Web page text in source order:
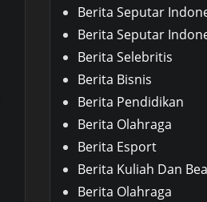
Berita Seputar
Berita Seputar
Berita Selebritis
Berita Bisnis
Berita Pendidikan
Berita Olahraga
Berita Esport
Berita Kuliah Dan
Berita Olahraga